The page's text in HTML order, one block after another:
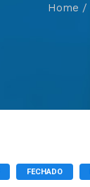
Home /
FECHADO